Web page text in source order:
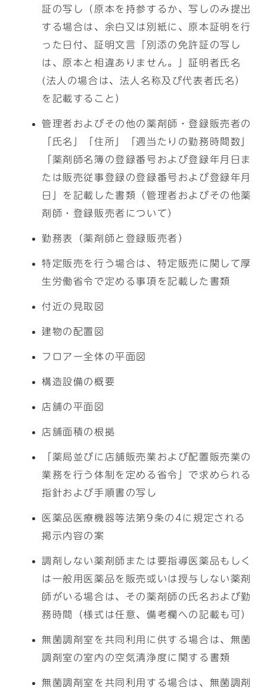
証の写し（原本を持参するか、写しのみ提出
する場合は、余白又は別紙に、原本証明を行
った日付、証明文言「別添の免許証の写し
は、原本と相違ありません。」証明者氏名
(法人の場合は、法人名称及び代表者氏名）
を記載すること）
管理者およびその他の薬剤師・登録販売者の
「氏名」「住所」「週当たりの勤務時間数」
「薬剤師名簿の登録番号および登録年月日ま
たは販売従事登録の登録番号および登録年月
日」を記載した書類（管理者およびその他薬
剤師・登録販売者について）
勤務表（薬剤師と登録販売者）
特定販売を行う場合は、特定販売に関して厚
生労働省令で定める事項を記載した書類
付近の見取図
建物の配置図
フロアー全体の平面図
構造設備の概要
店舗の平面図
店舗面積の根拠
「薬局並びに店舗販売業および配置販売業の
業務を行う体制を定める省令」で求められる
指針および手順書の写し
医薬品医療機器等法第9条の4に規定される
掲示内容の案
調剤しない薬剤師または要指導医薬品もしく
は一般用医薬品を販売或いは授与しない薬剤
師がいる場合は、その薬剤師の氏名および勤
務時間（様式は任意、備考欄への記載も可）
無菌調剤室を共同利用に供する場合は、無菌
調剤室の室内の空気清浄度に関する書類
無菌調剤室を共同利用する場合は、無菌調剤